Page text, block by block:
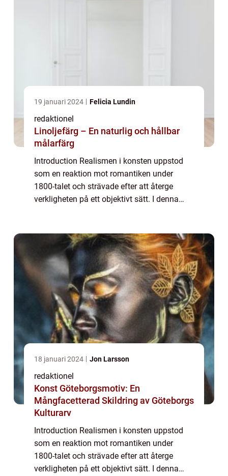
19 januari 2024 Felicia Lundin
redaktionel
Linoljefärg – En naturlig och hållbar
målarfärg
Introduction Realismen i konsten uppstod
som en reaktion mot romantiken under
1800-talet och strävade efter att återge
verkligheten på ett objektivt sätt. I denna
18 januari 2024 Jon Larsson
redaktionel
Konst Göteborgsmotiv: En
Mångfacetterad Skildring av Göteborgs
Kulturarv
Introduction Realismen i konsten uppstod
som en reaktion mot romantiken under
1800-talet och strävade efter att återge
verkligheten på ett objektivt sätt. I denna